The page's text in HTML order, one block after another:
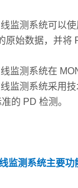
监测系统可以
原始数据，并
监测系统在
监测系统采用
的 PD 检测。
监测系统主要功